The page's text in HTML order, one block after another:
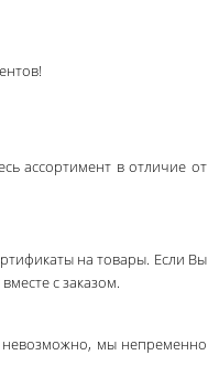
ассортимент в отличие от
на товары. Если Вы
с заказом.
невозможно, мы непременно